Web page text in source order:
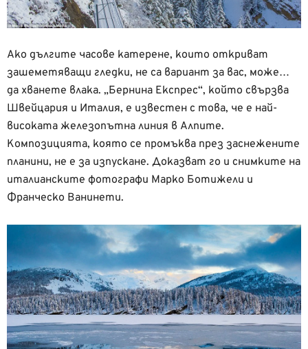
Ако дългите часове катерене, които откриват
зашеметяващи гледки, не са вариант за вас, може…
да хванете влака. „Бернина Експрес“, който свързва
Швейцария и Италия, е известен с това, че е най-
високата железопътна линия в Алпите.
Композицията, която се промъква през заснежените
планини, не е за изпускане. Доказват го и снимките на
италианските фотографи Марко Ботижели и
Франческо Ванинети.